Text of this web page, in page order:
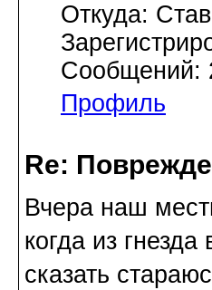
Откуда:
Сообщений:
Профиль
Re:
Вчера наш
когда из
сказать